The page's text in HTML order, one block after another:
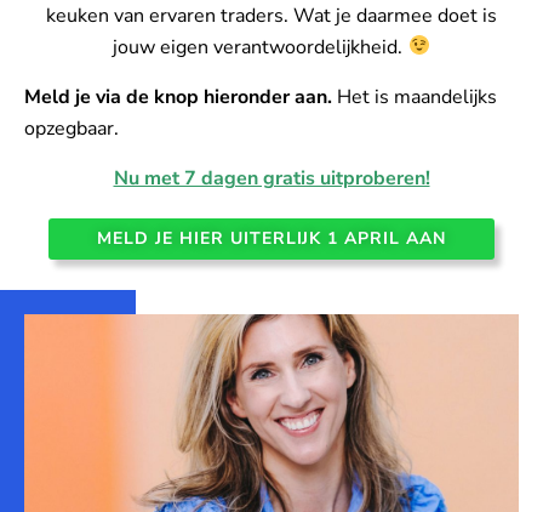
keuken van ervaren traders. Wat je daarmee doet is
jouw eigen verantwoordelijkheid.
Meld je via de knop hieronder aan. Het is maandelijks
opzegbaar.
Nu met 7 dagen gratis uitproberen!
MELD JE HIER UITERLIJK 1 APRIL AAN